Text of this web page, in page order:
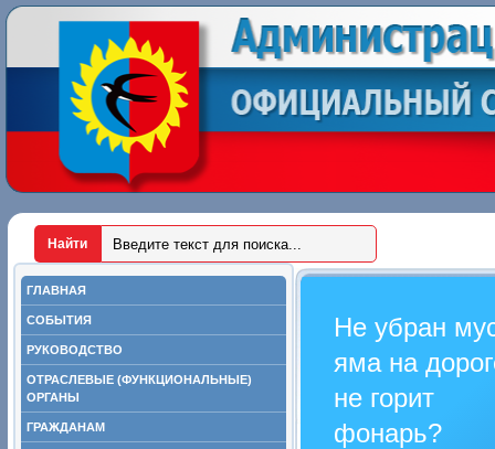
ГЛАВНАЯ
СОБЫТИЯ
РУКОВОДСТВО
ОТРАСЛЕВЫЕ (ФУНКЦИОНАЛЬНЫЕ)
ОРГАНЫ
ГРАЖДАНАМ
Не убран
яма на
не горит
фонарь?